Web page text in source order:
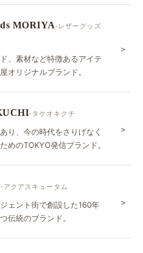
MORIYA-レザーグッズ
、素材など特徴あるアイテ
オリジナルブランド。
＞
-タケオキクチ
り、今の時代をさりげなく
めのTOKYO発信ブランド。
＞
-アクアスキュータム
ェント街で創設した160年
伝統のブランド。
＞